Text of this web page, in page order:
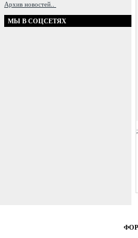
Архив новостей..
МЫ В СОЦСЕТЯХ
;